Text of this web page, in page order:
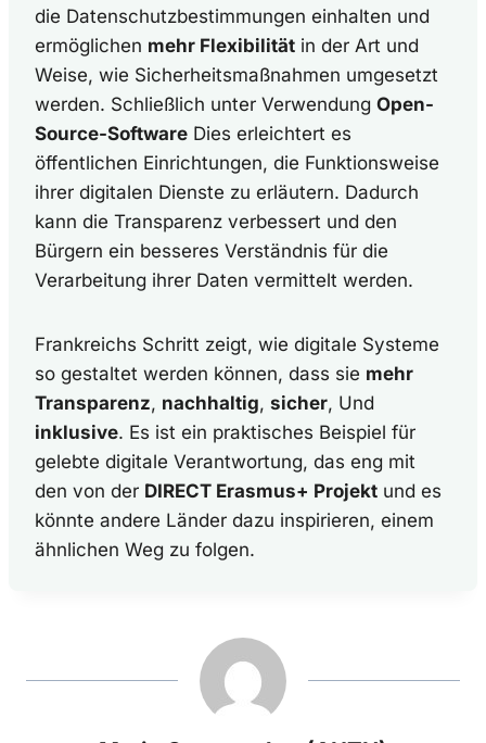
die Datenschutzbestimmungen einhalten und
ermöglichen mehr Flexibilität in der Art und
Weise, wie Sicherheitsmaßnahmen umgesetzt
werden. Schließlich unter Verwendung Open-
Source-Software Dies erleichtert es
öffentlichen Einrichtungen, die Funktionsweise
ihrer digitalen Dienste zu erläutern. Dadurch
kann die Transparenz verbessert und den
Bürgern ein besseres Verständnis für die
Verarbeitung ihrer Daten vermittelt werden.
Frankreichs Schritt zeigt, wie digitale Systeme
so gestaltet werden können, dass sie mehr
Transparenz, nachhaltig, sicher, Und
inklusive. Es ist ein praktisches Beispiel für
gelebte digitale Verantwortung, das eng mit
den von der DIRECT Erasmus+ Projekt und es
könnte andere Länder dazu inspirieren, einem
ähnlichen Weg zu folgen.